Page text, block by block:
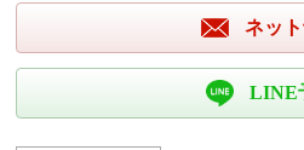
ネッ
LINE